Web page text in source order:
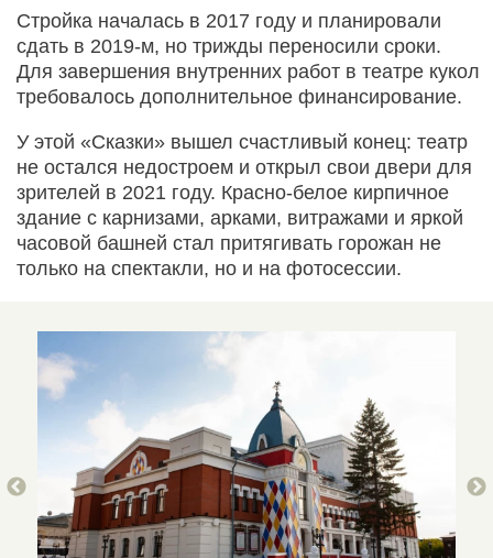
Стройка началась в 2017 году и планировали
сдать в 2019-м, но трижды переносили сроки.
Для завершения внутренних работ в театре кукол
требовалось дополнительное финансирование.
У этой «Сказки» вышел счастливый конец: театр
не остался недостроем и открыл свои двери для
зрителей в 2021 году. Красно-белое кирпичное
здание с карнизами, арками, витражами и яркой
часовой башней стал притягивать горожан не
только на спектакли, но и на фотосессии.